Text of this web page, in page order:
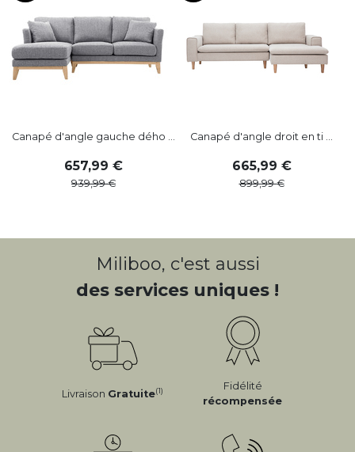
Canapé d'angle gauche dého ...
657,99
939,99
Canapé d'angle droit en ti ...
665,99
899,99
Miliboo, c'est aussi
des services uniques !
Livraison Gratuite(1)
Fidélité
récompensée